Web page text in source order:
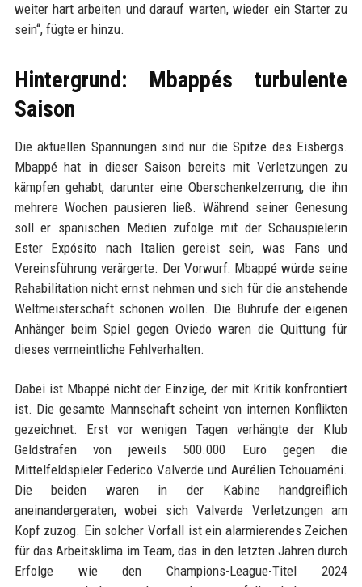
weiter hart arbeiten und darauf warten, wieder ein Starter zu
sein“, fügte er hinzu.
Hintergrund: Mbappés turbulente
Saison
Die aktuellen Spannungen sind nur die Spitze des Eisbergs.
Mbappé hat in dieser Saison bereits mit Verletzungen zu
kämpfen gehabt, darunter eine Oberschenkelzerrung, die ihn
mehrere Wochen pausieren ließ. Während seiner Genesung
soll er spanischen Medien zufolge mit der Schauspielerin
Ester Expósito nach Italien gereist sein, was Fans und
Vereinsführung verärgerte. Der Vorwurf: Mbappé würde seine
Rehabilitation nicht ernst nehmen und sich für die anstehende
Weltmeisterschaft schonen wollen. Die Buhrufe der eigenen
Anhänger beim Spiel gegen Oviedo waren die Quittung für
dieses vermeintliche Fehlverhalten.
Dabei ist Mbappé nicht der Einzige, der mit Kritik konfrontiert
ist. Die gesamte Mannschaft scheint von internen Konflikten
gezeichnet. Erst vor wenigen Tagen verhängte der Klub
Geldstrafen von jeweils 500.000 Euro gegen die
Mittelfeldspieler Federico Valverde und Aurélien Tchouaméni.
Die beiden waren in der Kabine handgreiflich
aneinandergeraten, wobei sich Valverde Verletzungen am
Kopf zuzog. Ein solcher Vorfall ist ein alarmierendes Zeichen
für das Arbeitsklima im Team, das in den letzten Jahren durch
Erfolge wie den Champions-League-Titel 2024